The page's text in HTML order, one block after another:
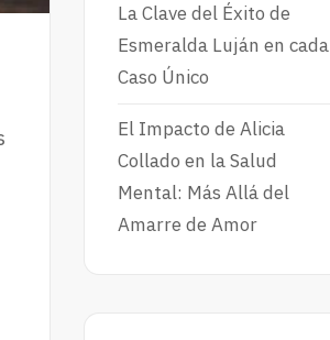
La Clave del Éxito de
Esmeralda Luján en cada
Caso Único
El Impacto de Alicia
Collado en la Salud
Mental: Más Allá del
Amarre de Amor